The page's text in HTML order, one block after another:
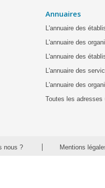
Annuaires
L'annuaire des
L'annuaire des
L'annuaire des
L'annuaire des
L'annuaire des
Toutes les adresses
nous ? Mentions